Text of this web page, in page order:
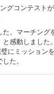
グコンテスト
。マーチング
感動しまし
にミッション
た。